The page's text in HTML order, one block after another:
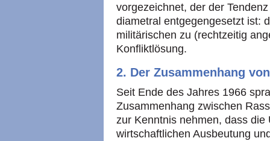
vorgezeichnet, der der
diametral entgegengesetzt ist:
militärischen zu (rechtzeitig
Konfliktlösung.
2. Der Zusammenhang
Seit Ende des Jahres 1966
Zusammenhang zwischen
zur Kenntnis nehmen, dass
wirtschaftlichen Ausbeutung